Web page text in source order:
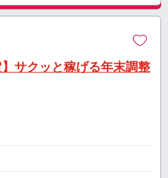
】サクッと稼げる年末調整